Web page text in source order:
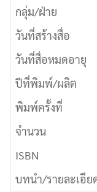
กลุ่ม/ฝ่าย
วันที่สร้างสื่อ
วันที่สื่อหมดอายุ
ปีที่พิมพ์/ผลิต
พิมพ์ครั้งที่
จำนวน
ISBN
บทนำ/รายละเอีย